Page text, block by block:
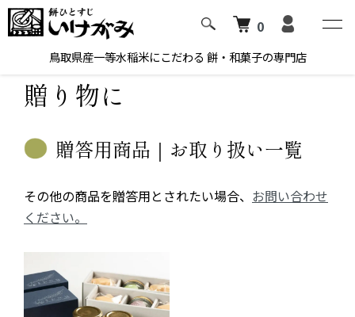
0
鳥取県産一等水稲米にこだわる 餅・和菓子の専門店
贈り物に
贈り物に
贈答用商品｜お取り扱い一覧
その他の商品を贈答用とされたい場合、 お問い合わせ
ください。
グループ一覧